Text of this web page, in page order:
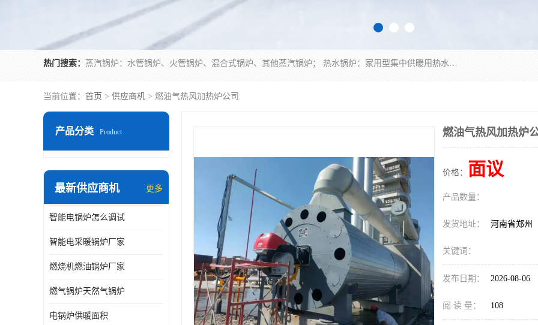
热门搜索： 蒸汽锅炉：水管锅炉、火管锅炉、混合式锅炉、其他蒸汽锅炉； 热水锅炉：家用型集中供暖用热水锅炉、其他热水锅炉； 有机热载体锅炉； 船用蒸汽锅炉； （锅炉用辅助设备及装置）蒸汽冷凝器：表面冷凝器、混合式冷凝器、空冷式冷凝器、其他蒸汽冷凝器； 锅炉用辅助设备：节热器、蒸汽收集器、蓄能器、烟垢清除器、气体回收器、泥渣刮除器、空气预热器、其他锅炉用辅助设备；
当前位置： 首页 > 供应商机 > 燃油气热风加热炉公司
产品分类 Product
最新供应商机 更多
智能电锅炉怎么调试
智能电采暖锅炉厂家
燃烧机燃油锅炉厂家
燃气锅炉天然气锅炉
电锅炉供暖面积
燃油气热风加热炉
价格： 面议
产品数量：
发货地址： 河南省郑州
关键词：
发布日期： 2026-08-06
阅 读 量： 108